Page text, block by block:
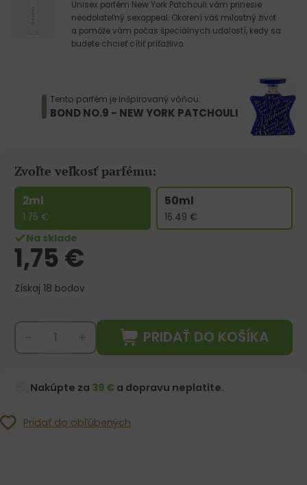
Unisex parfém New York Patchouli vám prinesie
neodolateľný sexappeal. Okorení váš milostný život
a pomôže vám počas špeciálnych udalostí, kedy sa
budete chcieť cítiť príťažlivo.
Tento parfém je inšpirovaný vôňou:
BOND NO.9 - NEW YORK PATCHOULI
Zvoľte veľkosť parfému:
2ml
1.75 €
50ml
16.49 €
Na sklade
1,75 €
Získaj 18 bodov
PRIDAŤ DO KOŠÍKA
Nakúpte za 39 € a dopravu neplatíte.
Pridať do obľúbených